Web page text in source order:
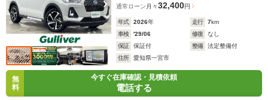
通常ローン 月々32,400円
年式 2026年 走行 7km
車検
'29/06 修復
なし
保証
保証付 整備
法定整備付
住所
愛知県一宮市
無
料
今すぐ在庫確認・見積依頼
電話する